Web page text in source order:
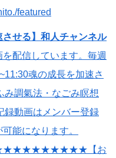
featured
させる】和人チャンネル
配信しています。毎週
魂の成長を加速さ
み調氣法・なごみ瞑想
動画はメンバー登録
能になります。
【お